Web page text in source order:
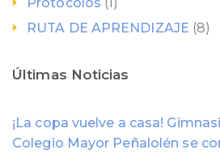
RUTA DE APRENDIZAJE (8)
Últimas Noticias
¡La copa vuelve a casa!
Colegio Mayor Peñalolén se